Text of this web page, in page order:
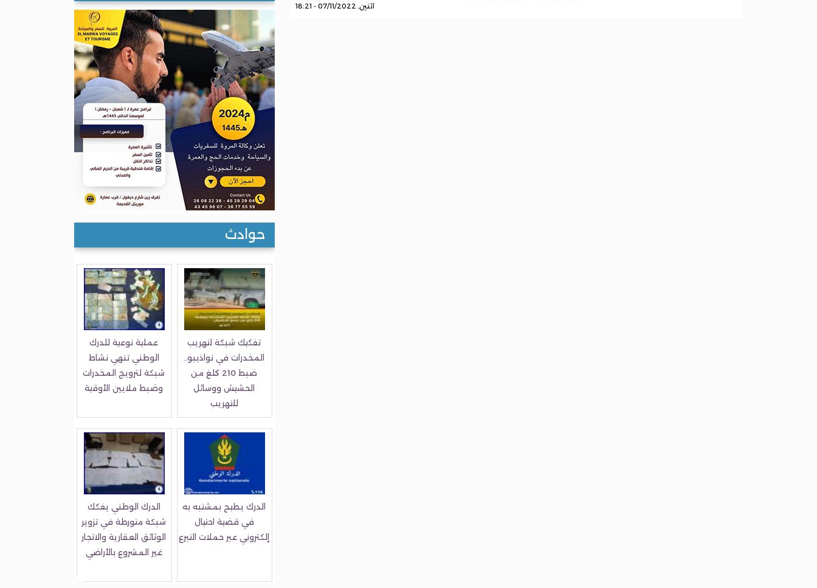
اثنين, 07/11/2022 - 18:21
حوادث
تفكيك شبكة لتهريب
المخدرات في نواذيبو..
ضبط 210 كلغ من
الحشيش ووسائل
للتهريب
عملية نوعية للدرك
الوطني تنهي نشاط
شبكة لترويج المخدرات
وضبط ملايين الأوقية
الدرك يطيح بمشتبه به
في قضية احتيال
إلكتروني عبر حملات التبرع
الدرك الوطني يفكك
شبكة متورطة في تزوير
الوثائق العقارية والاتجار
غير المشروع بالأراضي